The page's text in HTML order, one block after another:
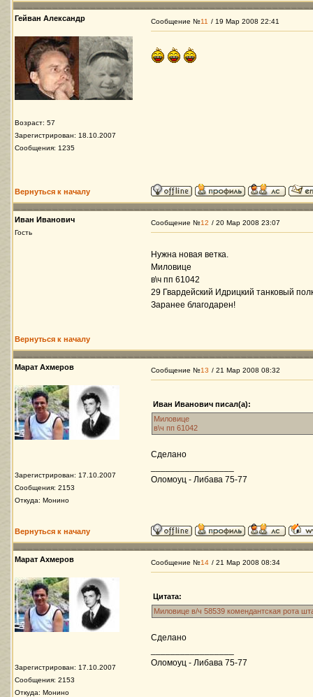
Гейван Александр
Возраст: 57
Зарегистрирован: 18.10.2007
Сообщения: 1235
Сообщение №11 / 19 Мар 2008 22:41
Вернуться к началу
Иван Иванович
Гость
Сообщение №12 / 20 Мар 2008 23:07
Нужна новая ветка.
Миловице
в\ч пп 61042
29 Гвардейский Идрицкий танковый
Заранее благодарен!
Вернуться к началу
Марат Ахмеров
Зарегистрирован: 17.10.2007
Сообщения: 2153
Откуда: Монино
Сообщение №13 / 21 Мар 2008 08:32
Иван Иванович писал(а):
Миловице
в\ч пп 61042
Сделано
Оломоуц - Либава 75-77
Вернуться к началу
Марат Ахмеров
Зарегистрирован: 17.10.2007
Сообщения: 2153
Откуда: Монино
Сообщение №14 / 21 Мар 2008 08:34
Цитата:
Миловице в/ч 58539 комендантская рота
Сделано
Оломоуц - Либава 75-77